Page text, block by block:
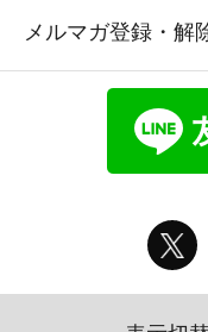
メルマガ登録・解